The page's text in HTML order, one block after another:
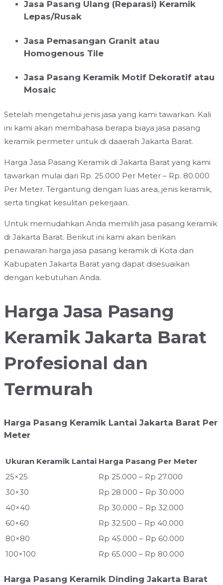
Jasa Pasang Ulang (Reparasi) Keramik
Lepas/Rusak
Jasa Pemasangan Granit atau
Homogenous Tile
Jasa Pasang Keramik Motif Dekoratif atau
Mosaic
Setelah mengetahui jenis jasa yang kami tawarkan. Kali
ini kami akan membahasa berapa biaya jasa pasang
keramik permeter untuk di daaerah Jakarta Barat.
Harga Jasa Pasang Keramik di Jakarta Barat yang kami
tawarkan mulai dari Rp. 25.000 Per Meter – Rp. 80.000
Per Meter. Tergantung dengan luas area, jenis keramik,
serta tingkat kesulitan pekerjaan.
Untuk memudahkan Anda memilih jasa pasang keramik
di Jakarta Barat. Berikut ini kami akan berikan
penawaran harga jasa pasang keramik di Kota dan
Kabupaten Jakarta Barat yang dapat disesuaikan
dengan kebutuhan Anda.
Harga Jasa Pasang
Keramik Jakarta Barat
Profesional dan
Termurah
Harga Pasang Keramik Lantai Jakarta Barat Per
Meter
Ukuran Keramik Lantai Harga Pasang Per Meter
25×25
Rp 25.000 – Rp 27.000
30×30
Rp 28.000 – Rp 30.000
40×40
Rp 30.000 – Rp 32.000
60×60
Rp 32.500 – Rp 40.000
80×80
Rp 45.000 – Rp 60.000
100×100
Rp 65.000 – Rp 80.000
Harga Pasang Keramik Dinding Jakarta Barat